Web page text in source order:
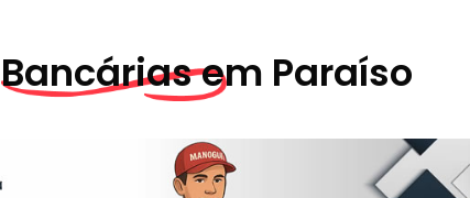
Bancárias em Paraíso